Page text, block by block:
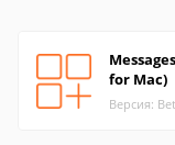
for Mac)
Версия: